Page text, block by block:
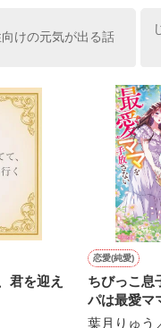
作品を読む
想像以上に甘くて
かったら読んで頂けると
品を読む
けの元気が出る話
君を迎え
恋愛(純愛)
ちびっこ息
パは最愛マ
葉月りゅう